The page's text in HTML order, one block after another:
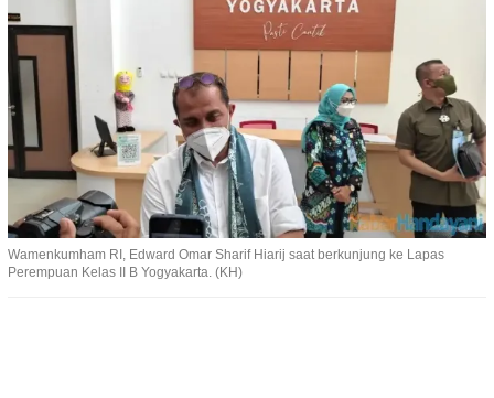
Wamenkumham RI, Edward Omar Sharif Hiarij saat berkunjung ke Lapas
Perempuan Kelas II B Yogyakarta. (KH)